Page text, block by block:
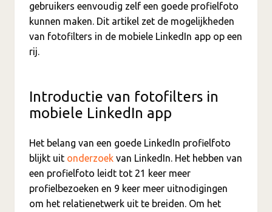
gebruikers eenvoudig zelf een goede profielfoto
kunnen maken. Dit artikel zet de mogelijkheden
van fotofilters in de mobiele LinkedIn app op een
rij.
Introductie van fotofilters in
mobiele LinkedIn app
Het belang van een goede LinkedIn profielfoto
blijkt uit onderzoek van LinkedIn. Het hebben van
een profielfoto leidt tot 21 keer meer
profielbezoeken en 9 keer meer uitnodigingen
om het relatienetwerk uit te breiden. Om het